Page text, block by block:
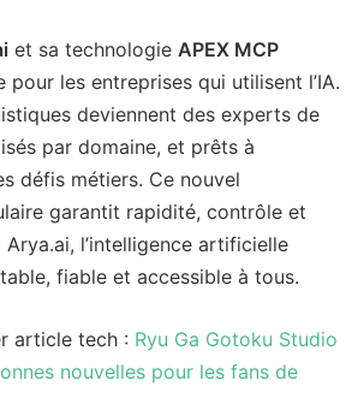
et sa technologie APEX MCP
pour les entreprises qui utilisent l’IA.
deviennent des experts de
par domaine, et prêts à
défis métiers. Ce nouvel
garantit rapidité, contrôle et
l’intelligence artificielle
fiable et accessible à tous.
article tech : Ryu Ga Gotoku Studio
nouvelles pour les fans de